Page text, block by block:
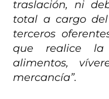
traslación, ni
total a cargo
terceros
que realice la
alimentos,
mercancía”.